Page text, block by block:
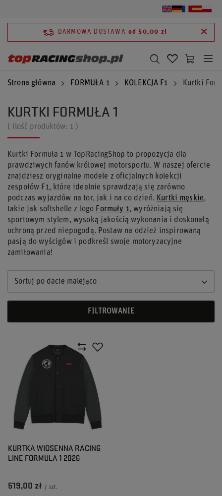
DARMOWA DOSTAWA od 50,00 zł
Strona główna FORMUŁA 1 KOLEKCJA F1 Kurtki
KURTKI FORMUŁA 1
( ilość produktów: 1 )
Kurtki Formuła 1 w TopRacingShop to propozycja dla
prawdziwych fanów królowej motorsportu. W naszej ofercie
znajdziesz oryginalne modele z oficjalnych kolekcji
zespołów F1, które idealnie sprawdzają się zarówno
podczas wyjazdów na tor, jak i na co dzień. Kurtki męskie,
takie jak softshelle z logo Formuły 1, wyróżniają się
sportowym stylem, wysoką jakością wykonania i doskonałą
ochroną przed niepogodą. Postaw na odzież inspirowaną
pasją do wyścigów i podkreśl swoje motoryzacyjne
zamiłowania!
Sortuj po dacie malejąco
FILTROWANIE
KURTKA WIOSENNA RACING
LINE FORMULA 1 2026
519,00 zł / szt.